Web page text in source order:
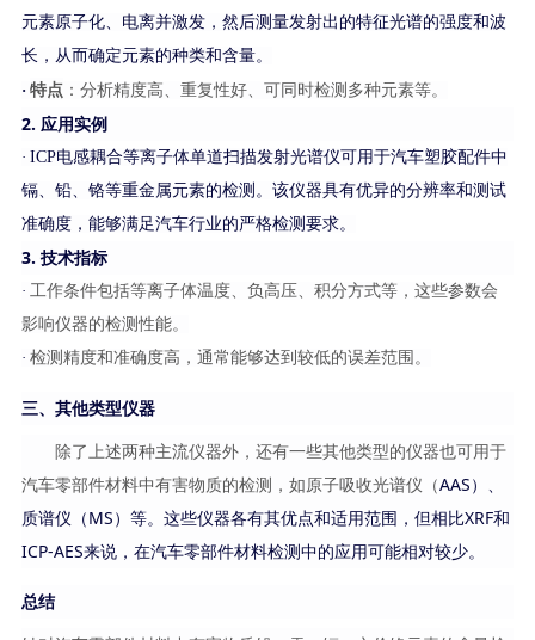
元素原子化、电离并激发，然后测量发射出的特征光谱的强度和波
长，从而确定元素的种类和含量。
· 特点：分析精度高、重复性好、可同时检测多种元素等。
2. 应用实例
· ICP电感耦合等离子体单道扫描发射光谱仪可用于汽车塑胶配件中
镉、铅、铬等重金属元素的检测。该仪器具有优异的分辨率和测试
准确度，能够满足汽车行业的严格检测要求。
3. 技术指标
· 工作条件包括等离子体温度、负高压、积分方式等，这些参数会
影响仪器的检测性能。
· 检测精度和准确度高，通常能够达到较低的误差范围。
三、其他类型仪器
除了上述两种主流仪器外，还有一些其他类型的仪器也可用于
汽车零部件材料中有害物质的检测，如原子吸收光谱仪（AAS）、
质谱仪（MS）等。这些仪器各有其优点和适用范围，但相比XRF和
ICP-AES来说，在汽车零部件材料检测中的应用可能相对较少。
总结